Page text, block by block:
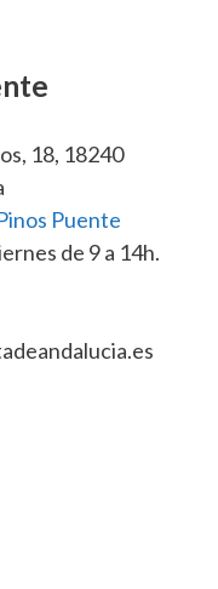
18, 18240
Puente
de 9 a 14h.